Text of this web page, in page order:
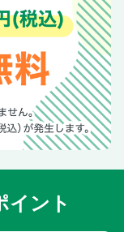
イント